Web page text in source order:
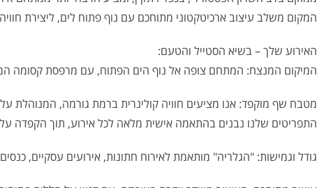
המקום משלב עיצוב ארכיטקטוני מתוחכם עם נוף פתוח לים, ליצירת
האירוע שלך – בשיא הסטייל והטעם:
המיקום המנצח: המתחם צופה אל נוף הים הפתוח, עם מרפסת קסומה
מטבח שף מוקפד: אנו מציעים חוויה קולינרית ברמת גורמה, המנוהלת
התפריטים שלנו נבנים בהתאמה אישית מלאה לכל אירוע, תוך הקפדה על
גודל וגמישות: "הגלריה" מותאמת לאירוח חתונות, אירועים עסקיים, כנסים וכל סוגי החגיגות,